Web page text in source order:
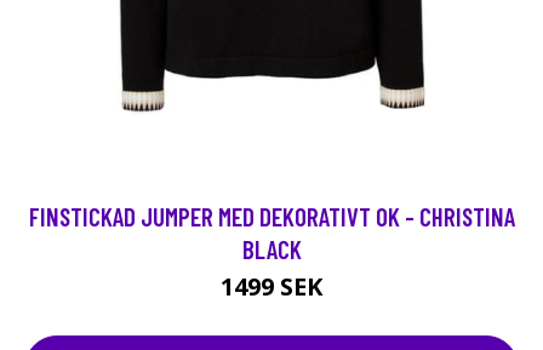
FINSTICKAD JUMPER MED DEKORATIVT OK - CHRISTINA
BLACK
1499 SEK